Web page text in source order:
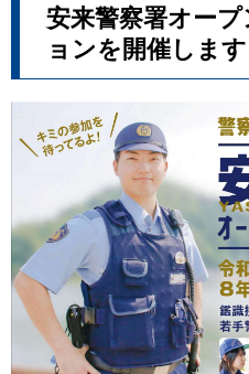
安来警察署オー
ョンを開催します